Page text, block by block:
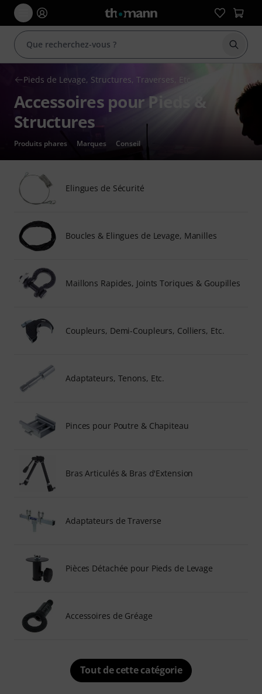
Pieds de Levage, Structures, Traverses, Etc.
Accessoires pour Pieds &
Structures
Produits phares Marques Conseil
Elingues de Sécurité
Boucles & Elingues de Levage, Manilles
Maillons Rapides, Joints Toriques & Goupilles
Coupleurs, Demi-Coupleurs, Colliers, Etc.
Adaptateurs, Tenons, Etc.
Pinces pour Poutre & Chapiteau
Bras Articulés & Bras d'Extension
Adaptateurs de Traverse
Pièces Détachée pour Pieds de Levage
Accessoires de Gréage
Tout de cette catégorie